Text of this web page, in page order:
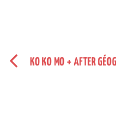
KO KO MO + AFTER